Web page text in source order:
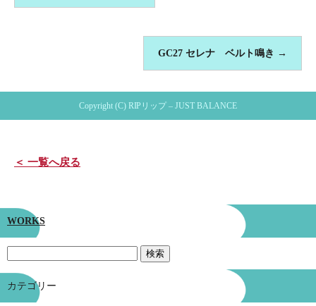
GC27 セレナ ベルト鳴き →
Copyright (C) RIPリップ – JUST BALANCE
＜ 一覧へ戻る
WORKS
カテゴリー